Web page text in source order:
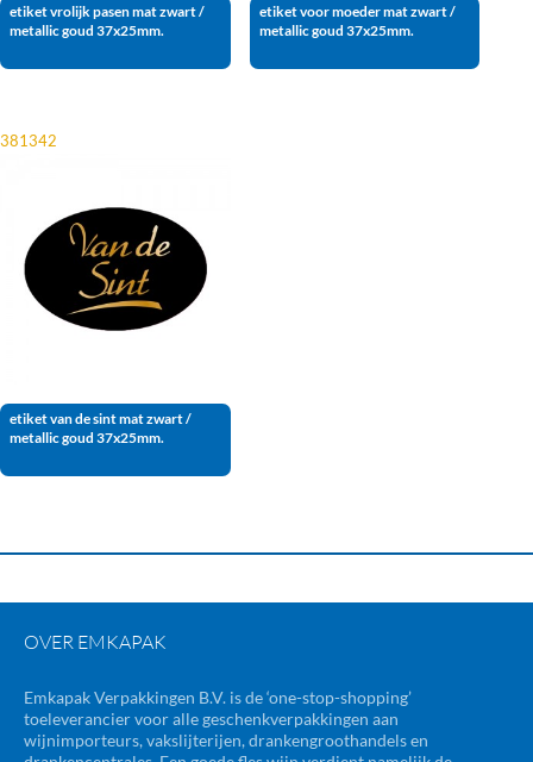
etiket vrolijk pasen mat zwart /
metallic goud 37x25mm.
etiket voor moeder mat zwart /
metallic goud 37x25mm.
381342
etiket van de sint mat zwart /
metallic goud 37x25mm.
OVER EMKAPAK
Emkapak Verpakkingen B.V. is de ‘one-stop-shopping’
toeleverancier voor alle geschenkverpakkingen aan
wijnimporteurs, vakslijterijen, drankengroothandels en